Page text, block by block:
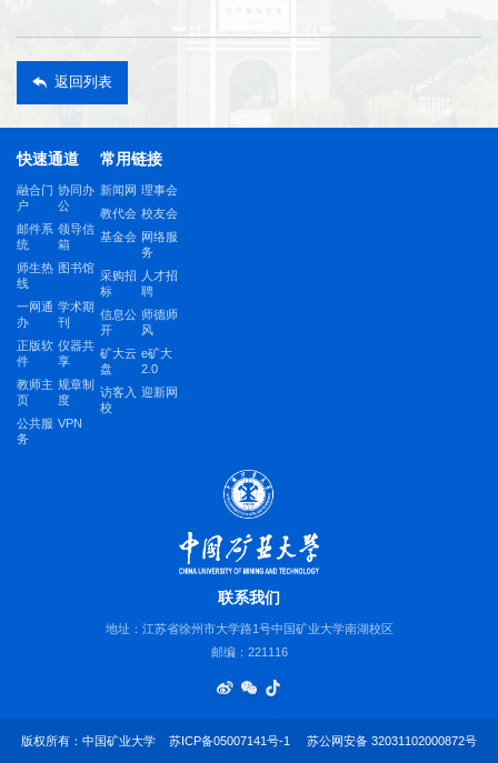
返回列表
快速通道
融合门
户
协同办
公
邮件系
统
领导信
箱
师生热
线
图书馆
一网通
办
学术期
刊
正版软
件
仪器共
享
教师主
页
规章制
度
公共服
务
VPN
常用链接
新闻网 理事会
教代会 校友会
基金会 网络服
务
采购招
标
人才招
聘
信息公
开
师德师
风
矿大云
盘
e矿大
2.0
访客入
校
迎新网
联系我们
地址：江苏省徐州市大学路1号中国矿业大学南湖校区
邮编：221116
版权所有：中国矿业大学 苏ICP备05007141号-1 苏公网安备 32031102000872号